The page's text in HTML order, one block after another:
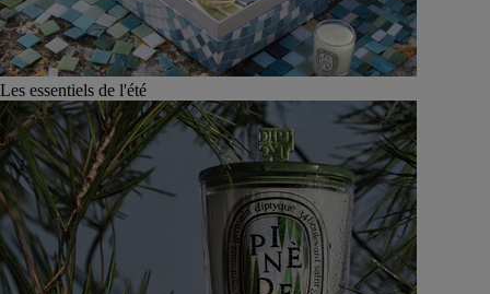
Les essentiels de l'été